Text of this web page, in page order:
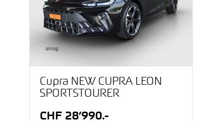
Cupra NEW CUPRA LEON
SPORTSTOURER
CHF 28’990.-